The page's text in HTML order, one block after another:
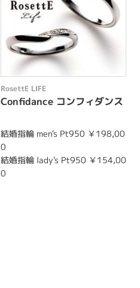
RosettE LIFE
Confidance コンフィダンス
結婚指輪 men's Pt950 ￥198,00
0
結婚指輪 lady's Pt950 ￥154,00
0